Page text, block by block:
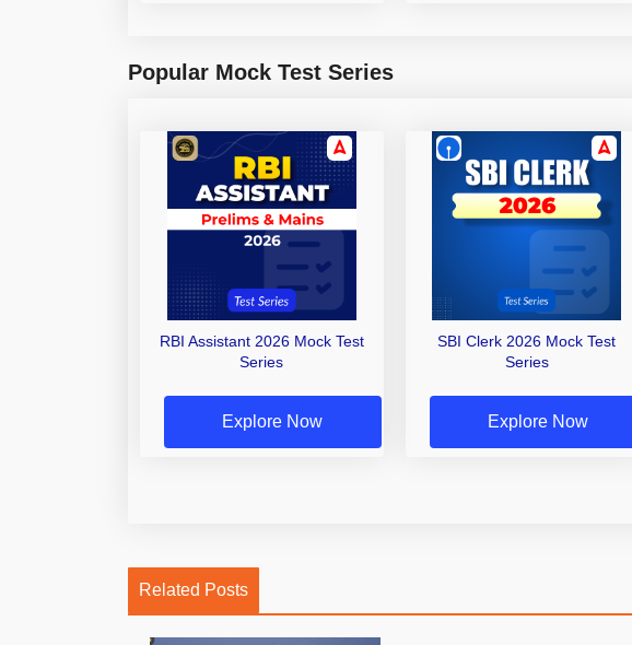
Popular Mock Test Series
RBI Assistant 2026 Mock Test
Series
Explore Now
SBI Clerk 2026 Mock Test
Series
Explore Now
Related Posts